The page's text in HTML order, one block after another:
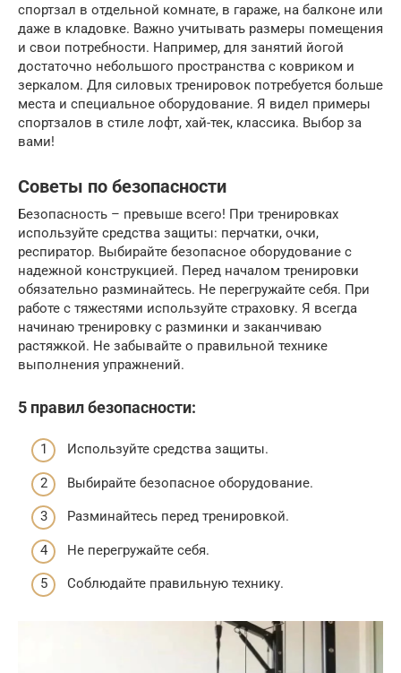
спортзал в отдельной комнате, в гараже, на балконе или
даже в кладовке. Важно учитывать размеры помещения
и свои потребности. Например, для занятий йогой
достаточно небольшого пространства с ковриком и
зеркалом. Для силовых тренировок потребуется больше
места и специальное оборудование. Я видел примеры
спортзалов в стиле лофт, хай-тек, классика. Выбор за
вами!
Советы по безопасности
Безопасность – превыше всего! При тренировках
используйте средства защиты: перчатки, очки,
респиратор. Выбирайте безопасное оборудование с
надежной конструкцией. Перед началом тренировки
обязательно разминайтесь. Не перегружайте себя. При
работе с тяжестями используйте страховку. Я всегда
начинаю тренировку с разминки и заканчиваю
растяжкой. Не забывайте о правильной технике
выполнения упражнений.
5 правил безопасности:
Используйте средства защиты.
Выбирайте безопасное оборудование.
Разминайтесь перед тренировкой.
Не перегружайте себя.
Соблюдайте правильную технику.